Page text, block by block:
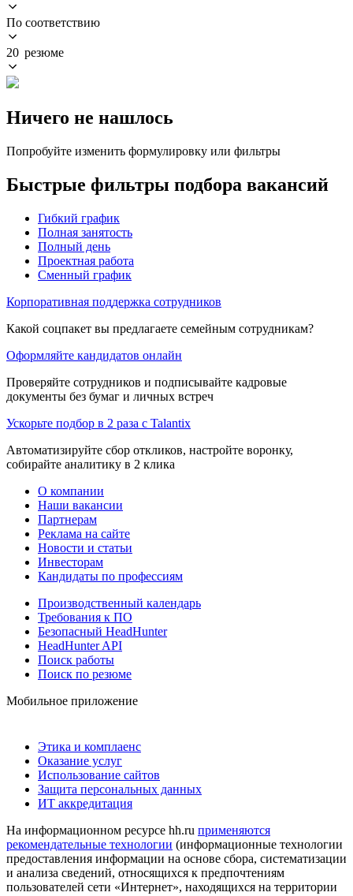
По соответствию
20 резюме
Ничего не нашлось
Попробуйте изменить формулировку или фильтры
Быстрые фильтры подбора вакансий
Гибкий график
Полная занятость
Полный день
Проектная работа
Сменный график
Корпоративная поддержка сотрудников
Какой соцпакет вы предлагаете семейным сотрудникам?
Оформляйте кандидатов онлайн
Проверяйте сотрудников и подписывайте кадровые
документы без бумаг и личных встреч
Ускорьте подбор в 2 раза с Talantix
Автоматизируйте сбор откликов, настройте воронку,
собирайте аналитику в 2 клика
О компании
Наши вакансии
Партнерам
Реклама на сайте
Новости и статьи
Инвесторам
Кандидаты по профессиям
Производственный календарь
Требования к ПО
Безопасный HeadHunter
HeadHunter API
Поиск работы
Поиск по резюме
Мобильное приложение
Этика и комплаенс
Оказание услуг
Использование сайтов
Защита персональных данных
ИТ аккредитация
На информационном ресурсе hh.ru применяются
рекомендательные технологии (информационные технологии
предоставления информации на основе сбора, систематизации
и анализа сведений, относящихся к предпочтениям
пользователей сети «Интернет», находящихся на территории